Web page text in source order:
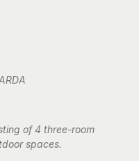
of 4 three-room
spaces.